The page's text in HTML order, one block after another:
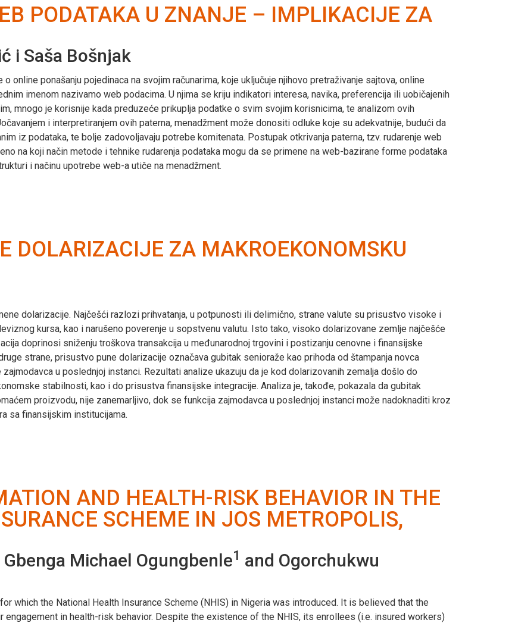
PODATAKA U ZNANJE – IMPLIKACIJE ZA
i Saša Bošnjak
online ponašanju pojedinaca na svojim računarima, koje uključuje njihovo pretraživanje sajtova, online
imenom nazivamo web podacima. U njima se kriju indikatori interesa, navika, preferencija ili uobičajenih
mnogo je korisnije kada preduzeće prikuplja podatke o svim svojim korisnicima, te analizom ovih
i interpretiranjem ovih paterna, menadžment može donositi odluke koje su adekvatnije, budući da
iz podataka, te bolje zadovoljavaju potrebe komitenata. Postupak otkrivanja paterna, tzv. rudarenje web
na koji način metode i tehnike rudarenja podataka mogu da se primene na web-bazirane forme podataka
i načinu upotrebe web-a utiče na menadžment.
DOLARIZACIJE ZA MAKROEKONOMSKU
dolarizacije. Najčešći razlozi prihvatanja, u potpunosti ili delimično, strane valute su prisustvo visoke i
kursa, kao i narušeno poverenje u sopstvenu valutu. Isto tako, visoko dolarizovane zemlje najčešće
doprinosi sniženju troškova transakcija u međunarodnoj trgovini i postizanju cenovne i finansijske
strane, prisustvo pune dolarizacije označava gubitak senioraže kao prihoda od štampanja novca
u poslednjoj instanci. Rezultati analize ukazuju da je kod dolarizovanih zemalja došlo do
stabilnosti, kao i do prisustva finansijske integracije. Analiza je, takođe, pokazala da gubitak
proizvodu, nije zanemarljivo, dok se funkcija zajmodavca u poslednjoj instanci može nadoknaditi kroz
sa finansijskim institucijama.
AND HEALTH-RISK BEHAVIOR IN THE
SCHEME IN JOS METROPOLIS,
Gbenga Michael Ogungbenle1 and Ogorchukwu
which the National Health Insurance Scheme (NHIS) in Nigeria was introduced. It is believed that the
in health-risk behavior. Despite the existence of the NHIS, its enrollees (i.e. insured workers)